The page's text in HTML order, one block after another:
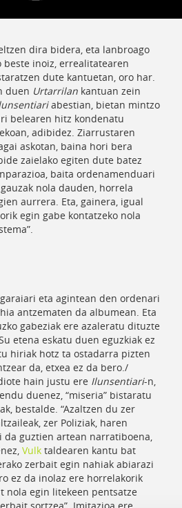
dira bidera, eta lanbroago
inoiz, errealitatearen
dute kantuetan, oro har.
duen Urtarrilan kantuan zein
abestian, bietan mintzo
belearen hitz kondenatu
adibidez. Ziarrustaren
askotan, baina hori bera
zaielako egiten dute batez
baita ordenamenduari
nola dauden, horrela
aurrera. Eta, gainera, igual
egin gabe kontatzeko nola
eta agintean den ordenari
antzematen da albumean. Eta
gabeziak ere azaleratu dituzte
etena eskatu duen eguzkiak ez
hiriak hotz ta ostadarra pizten
da, etxea ez da bero./
hain justu ere Ilunsentiari-n,
duenez, “miseria” bistaratu
bestalde. “Azaltzen du zer
zer Poliziak, haren
da guztien artean narratiboena,
Vulk taldearen kantu bat
zerbait egin nahiak abiarazi
ez da inolaz ere horrelakorik
nola egin litekeen pentsatze